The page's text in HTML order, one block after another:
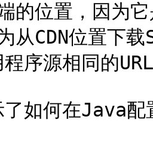
的位置，因为
CDN位置下
序源相同的
了如何在Java配